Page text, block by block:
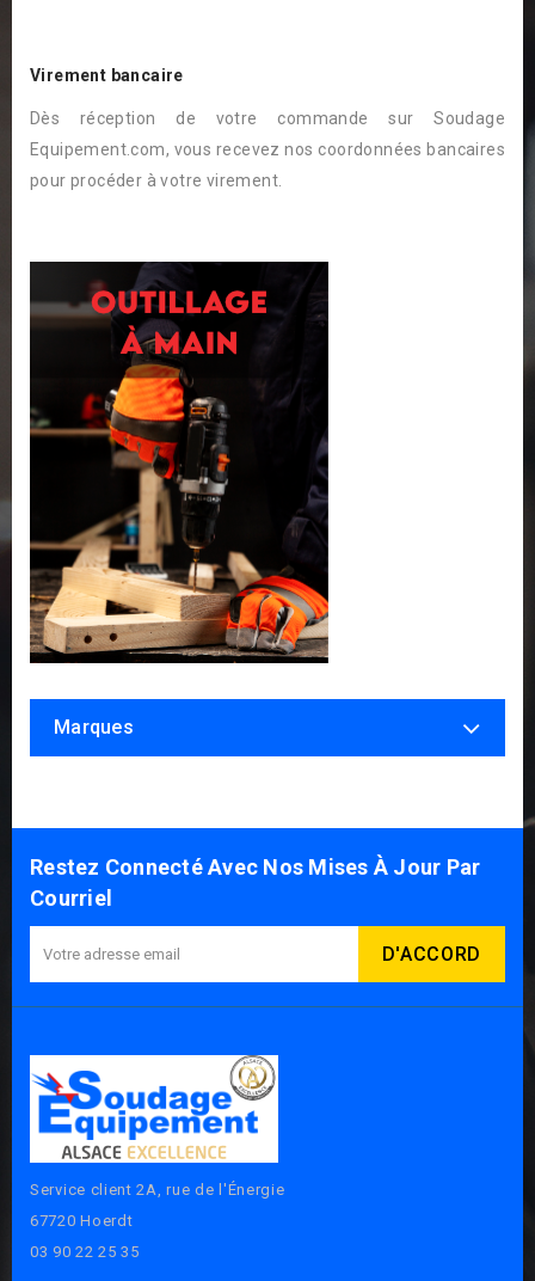
Virement bancaire
Dès réception de votre commande sur Soudage
Equipement.com, vous recevez nos coordonnées bancaires
pour procéder à votre virement.
Marques
Restez Connecté Avec Nos Mises À Jour Par
Courriel
Service client 2A, rue de l'Énergie
67720 Hoerdt
03 90 22 25 35